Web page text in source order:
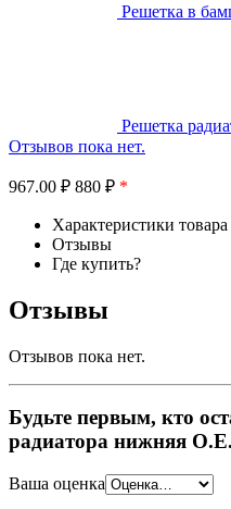
Решетка в
Решетка
Отзывов пока нет.
967.00 ₽ 880 ₽ *
Характеристики товара
Отзывы
Где купить?
Отзывы
Отзывов пока нет.
Будьте первым, кто
радиатора нижняя
Ваша оценка